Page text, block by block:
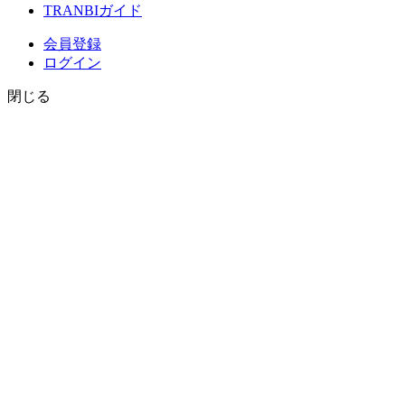
TRANBIガイド
会員登録
ログイン
閉じる